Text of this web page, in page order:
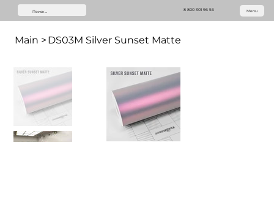
8 800 301 96 56 Menu
Main > DS03M Silver Sunset Matte